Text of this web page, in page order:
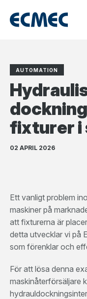
AUTOMATION
fixturer i
02 APRIL 2026
Ett vanligt problem
maskiner på
att fixturerna är
detta utvecklar vi på
som förenklar och
För att lösa denna
maskinåterförsäljare